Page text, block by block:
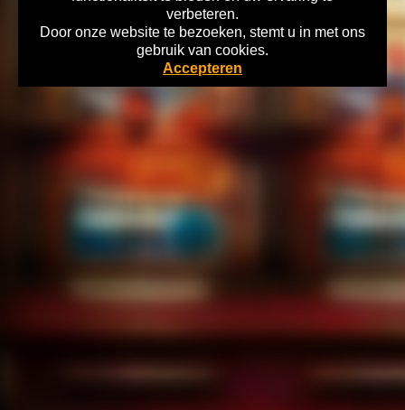
verbeteren.
Door onze website te bezoeken, stemt u in met ons
gebruik van cookies.
Accepteren
Home
Copyright 2026 Gokkasten-Archief.nl Lees hier alles over de Historie
Nederlandse Kansspelen